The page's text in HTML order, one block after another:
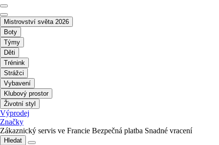
Mistrovství světa 2026
Boty
Týmy
Děti
Trénink
Strážci
Vybavení
Klubový prostor
Životní styl
Výprodej
Značky
Zákaznický servis ve Francie Bezpečná platba Snadné vracení
Hledat